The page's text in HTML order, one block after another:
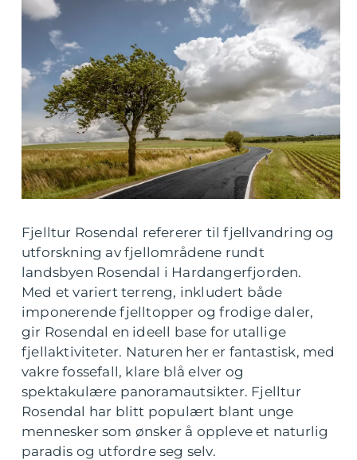
Fjelltur Rosendal refererer til fjellvandring og
utforskning av fjellområdene rundt
landsbyen Rosendal i Hardangerfjorden.
Med et variert terreng, inkludert både
imponerende fjelltopper og frodige daler,
gir Rosendal en ideell base for utallige
fjellaktiviteter. Naturen her er fantastisk, med
vakre fossefall, klare blå elver og
spektakulære panoramautsikter. Fjelltur
Rosendal har blitt populært blant unge
mennesker som ønsker å oppleve et naturlig
paradis og utfordre seg selv.